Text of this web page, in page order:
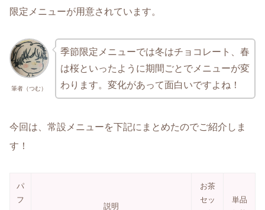
限定メニューが用意されています。
筆者（つむ）
季節限定メニューでは冬はチョコレート、春
は桜といったように期間ごとでメニューが変
わります。変化があって面白いですよね！
今回は、常設メニューを下記にまとめたのでご紹介しま
す！
パ
フ
説明
お茶
セッ
単品